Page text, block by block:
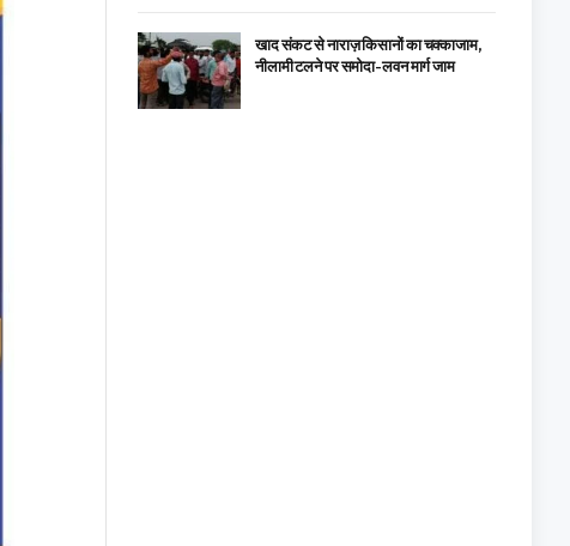
खाद संकट से नाराज़ किसानों का चक्काजाम,
नीलामी टलने पर समोदा-लवन मार्ग जाम